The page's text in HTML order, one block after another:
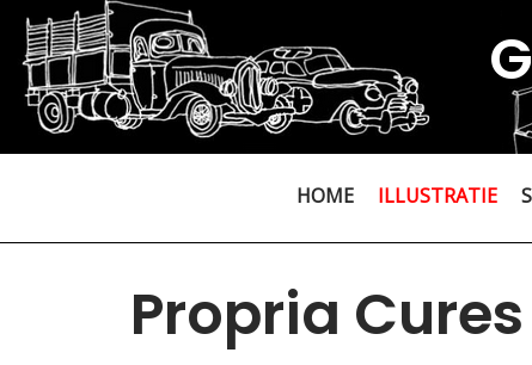
HOME ILLUSTRATIE
Propria